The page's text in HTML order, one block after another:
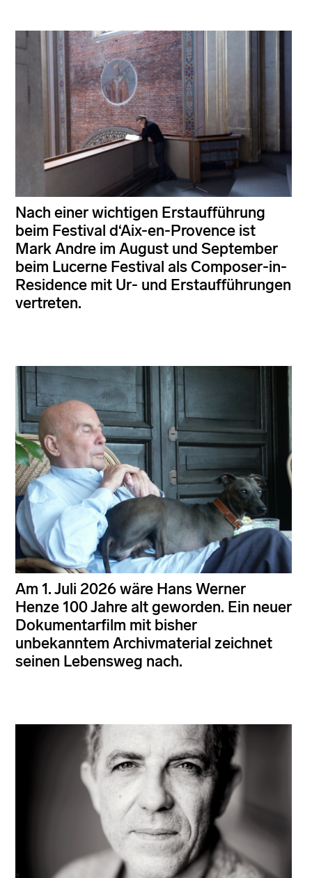
Nach einer wichtigen Erstaufführung
beim Festival d‘Aix-en-Provence ist
Mark Andre im August und September
beim Lucerne Festival als Composer-in-
Residence mit Ur- und Erstaufführungen
vertreten.
Am 1. Juli 2026 wäre Hans Werner
Henze 100 Jahre alt geworden. Ein neuer
Dokumentarfilm mit bisher
unbekanntem Archivmaterial zeichnet
seinen Lebensweg nach.